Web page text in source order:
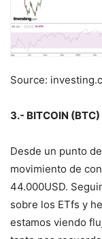
Source:
3.- BITCOIN (BTC)
Desde un punto
movimiento de
44.000USD.
sobre los ETfs y
estamos viendo